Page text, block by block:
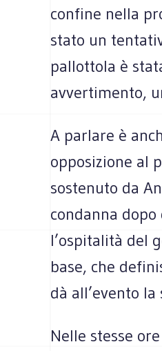
confine nella
stato un
pallottola è
avvertimento,
A parlare è
opposizione al
sostenuto da
condanna
l’ospitalità del
base, che
dà all’evento
Nelle stesse